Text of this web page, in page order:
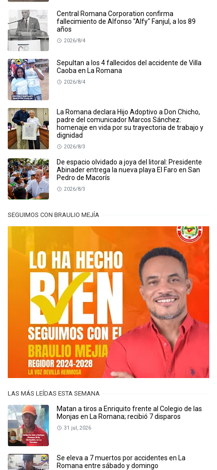
Central Romana Corporation confirma
fallecimiento de Alfonso "Alfy" Fanjul, a los 89
años
2026/8/4
Sepultan a los 4 fallecidos del accidente de Villa
Caoba en La Romana
2026/8/4
La Romana declara Hijo Adoptivo a Don Chicho,
padre del comunicador Marcos Sánchez:
homenaje en vida por su trayectoria de trabajo y
dignidad
2026/8/3
De espacio olvidado a joya del litoral: Presidente
Abinader entrega la nueva playa El Faro en San
Pedro de Macorís
2026/8/3
SEGUIMOS CON BRAULIO MEJÍA
LAS MÁS LEÍDAS ESTA SEMANA
Matan a tiros a Enriquito frente al Colegio de las
Monjas en La Romana; recibió 7 disparos
31 jul, 2026
Se eleva a 7 muertos por accidentes en La
Romana entre sábado y domingo